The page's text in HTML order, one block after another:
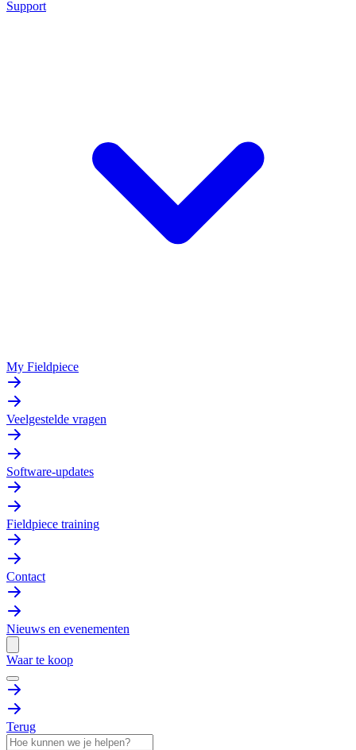
Support
My Fieldpiece
Veelgestelde vragen
Software-updates
Fieldpiece training
Contact
Nieuws en evenementen
Waar te koop
Terug